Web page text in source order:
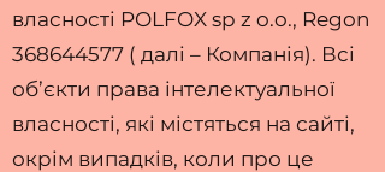
власності POLFOX sp z o.o., Regon
368644577 ( далі – Компанія). Всі
об’єкти права інтелектуальної
власності, які містяться на сайті,
окрім випадків, коли про це